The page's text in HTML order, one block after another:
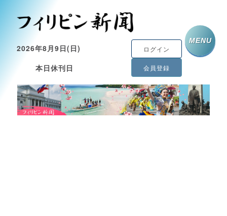
2026年8月9日(日)
本日休刊日
ログイン
会員登録
MENU